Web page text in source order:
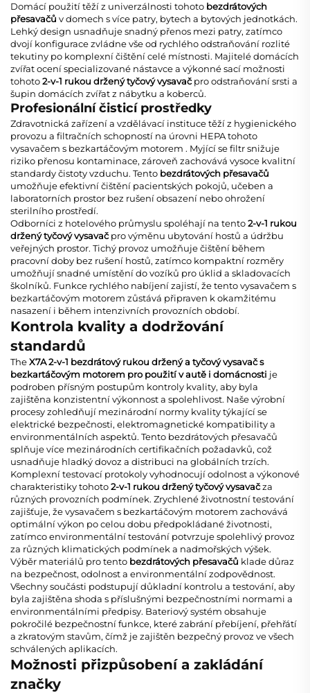
Domácí použití těží z univerzálnosti tohoto bezdrátových
přesavačů v domech s více patry, bytech a bytových jednotkách.
Lehký design usnadňuje snadný přenos mezi patry, zatímco
dvojí konfigurace zvládne vše od rychlého odstraňování rozlité
tekutiny po komplexní čištění celé místnosti. Majitelé domácích
zvířat ocení specializované nástavce a výkonné sací možnosti
tohoto2-v-1 rukou držený tyčový vysavačpro odstraňování srsti a
šupin domácích zvířat z nábytku a koberců.
Profesionální čisticí prostředky
Zdravotnická zařízení a vzdělávací instituce těží z hygienického
provozu a filtračních schopností na úrovni HEPA tohoto
vysavačem s bezkartáčovým motorem . Myjící se filtr snižuje
riziko přenosu kontaminace, zároveň zachovává vysoce kvalitní
standardy čistoty vzduchu. Tento bezdrátových přesavačů
umožňuje efektivní čištění pacientských pokojů, učeben a
laboratorních prostor bez rušení obsazení nebo ohrožení
sterilního prostředí.
Odborníci z hotelového průmyslu spoléhají na tento2-v-1 rukou
držený tyčový vysavačpro výměnu ubytování hostů a údržbu
veřejných prostor. Tichý provoz umožňuje čištění během
pracovní doby bez rušení hostů, zatímco kompaktní rozměry
umožňují snadné umístění do vozíků pro úklid a skladovacích
školníků. Funkce rychlého nabíjení zajistí, že tentovysavačem s
bezkartáčovým motorem zůstává připraven k okamžitému
nasazení i během intenzivních provozních období.
Kontrola kvality a dodržování
standardů
TheX7A 2-v-1 bezdrátový rukou držený a tyčový vysavač s
bezkartáčovým motorem pro použití v autě i domácnosti je
podroben přísným postupům kontroly kvality, aby byla
zajištěna konzistentní výkonnost a spolehlivost. Naše výrobní
procesy zohledňují mezinárodní normy kvality týkající se
elektrické bezpečnosti, elektromagnetické kompatibility a
environmentálních aspektů. Tento bezdrátových přesavačů
splňuje více mezinárodních certifikačních požadavků, což
usnadňuje hladký dovoz a distribuci na globálních trzích.
Komplexní testovací protokoly vyhodnocují odolnost a výkonové
charakteristiky tohoto2-v-1 rukou držený tyčový vysavačza
různých provozních podmínek. Zrychlené životnostní testování
zajišťuje, ževysavačem s bezkartáčovým motorem zachovává
optimální výkon po celou dobu předpokládané životnosti,
zatímco environmentální testování potvrzuje spolehlivý provoz
za různých klimatických podmínek a nadmořských výšek.
Výběr materiálů pro tento bezdrátových přesavačů klade důraz
na bezpečnost, odolnost a environmentální zodpovědnost.
Všechny součásti podstupují důkladní kontrolu a testování, aby
byla zajištěna shoda s příslušnými bezpečnostními normami a
environmentálními předpisy. Bateriový systém obsahuje
pokročilé bezpečnostní funkce, které zabrání přebíjení, přehřátí
a zkratovým stavům, čímž je zajištěn bezpečný provoz ve všech
schválených aplikacích.
Možnosti přizpůsobení a zakládání
značky